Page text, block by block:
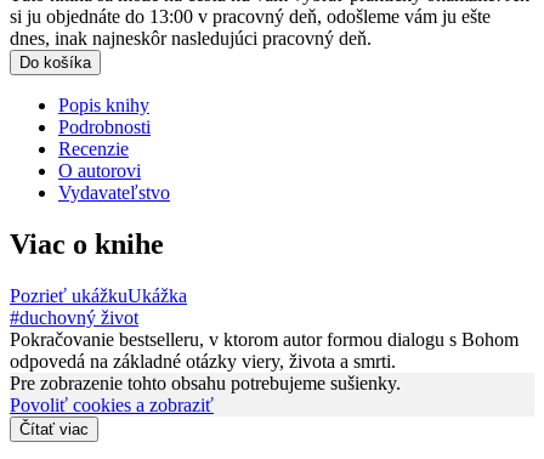
si ju objednáte do 13:00 v pracovný deň, odošleme vám ju ešte
dnes, inak najneskôr nasledujúci pracovný deň.
Do košíka
Popis knihy
Podrobnosti
Recenzie
O autorovi
Vydavateľstvo
Viac o knihe
Pozrieť ukážkuUkážka
#duchovný život
Pokračovanie bestselleru, v ktorom autor formou dialogu s Bohom
odpovedá na základné otázky viery, života a smrti.
Pre zobrazenie tohto obsahu potrebujeme sušienky.
Povoliť cookies a zobraziť
Čítať viac